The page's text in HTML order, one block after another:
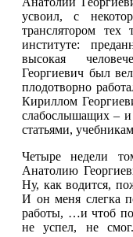
усвоил, с
транслятором тех
институте:
высокая
Георгиевич был
плодотворно
Кириллом
слабослышащих – и
статьями,
Четыре недели
Анатолию
Ну, как водится,
И он меня слегка
работы, …и чтоб
не успел, не